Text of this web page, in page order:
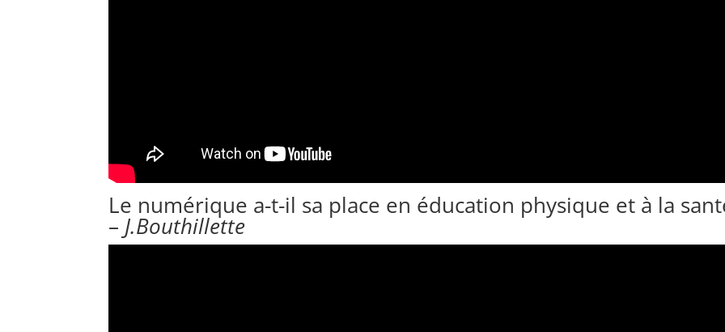
Le numérique a-t-il sa place en éducation physique et à la
– J.Bouthillette